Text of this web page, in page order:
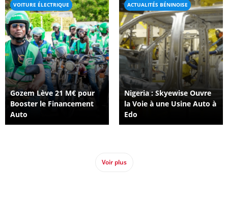
VOITURE ÉLECTRIQUE
Gozem Lève 21 M€ pour
Booster le Financement
Auto
ACTUALITÉS BÉNINOISE
Nigeria : Skyewise Ouvre
la Voie à une Usine Auto à
Edo
Voir plus